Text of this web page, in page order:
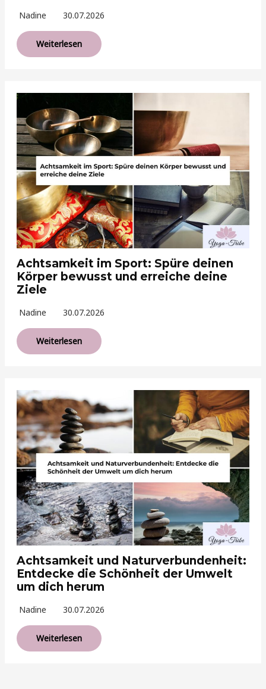
Nadine 30.07.2026
Weiterlesen
Achtsamkeit im Sport: Spüre deinen
Körper bewusst und erreiche deine
Ziele
Nadine 30.07.2026
Weiterlesen
Achtsamkeit und Naturverbundenheit:
Entdecke die Schönheit der Umwelt
um dich herum
Nadine 30.07.2026
Weiterlesen